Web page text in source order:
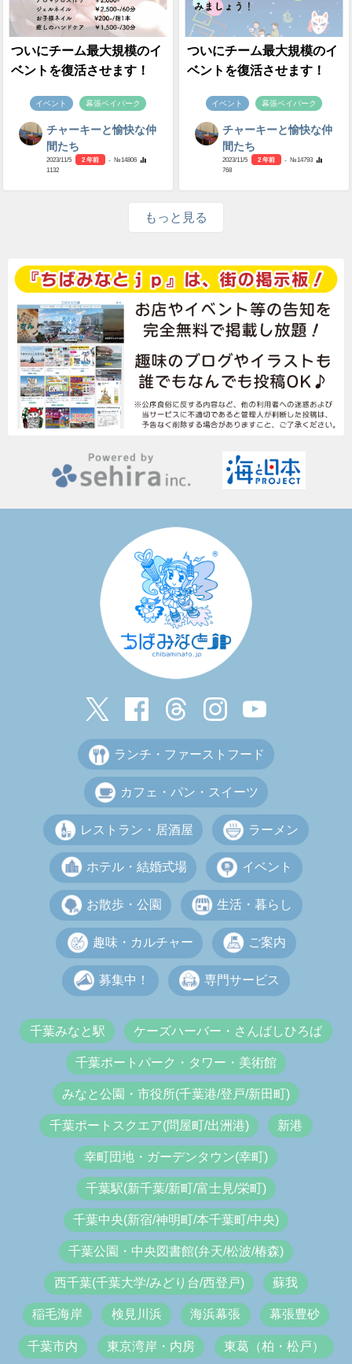
ついにチーム最大規模のイ
ベントを復活させます！
イベント 幕張ベイパーク
チャーキーと愉快な仲
間たち
2023/11/5 2 年前
- №14806
1132
ついにチーム最大規模のイ
ベントを復活させます！
イベント 幕張ベイパーク
チャーキーと愉快な仲
間たち
2023/11/5 2 年前
- №14793
768
もっと見る
ランチ・ファーストフード
カフェ・パン・スイーツ
レストラン・居酒屋 ラーメン
ホテル・結婚式場 イベント
お散歩・公園 生活・暮らし
趣味・カルチャー ご案内
募集中！ 専門サービス
千葉みなと駅 ケーズハーバー・さんばしひろば
千葉ポートパーク・タワー・美術館
みなと公園・市役所(千葉港/登戸/新田町)
千葉ポートスクエア(問屋町/出洲港) 新港
幸町団地・ガーデンタウン(幸町)
千葉駅(新千葉/新町/富士見/栄町)
千葉中央(新宿/神明町/本千葉町/中央)
千葉公園・中央図書館(弁天/松波/椿森)
西千葉(千葉大学/みどり台/西登戸) 蘇我
稲毛海岸 検見川浜 海浜幕張 幕張豊砂
千葉市内 東京湾岸・内房 東葛（柏・松戸）